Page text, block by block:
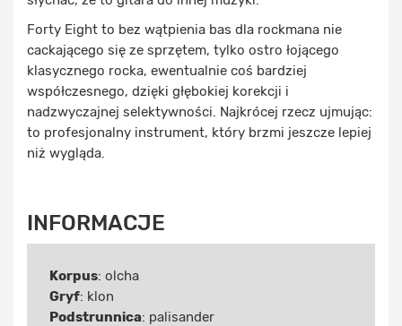
Forty Eight to bez wątpienia bas dla rockmana nie
cackającego się ze sprzętem, tylko ostro łojącego
klasycznego rocka, ewentualnie coś bardziej
współczesnego, dzięki głębokiej korekcji i
nadzwyczajnej selektywności. Najkrócej rzecz ujmując:
to profesjonalny instrument, który brzmi jeszcze lepiej
niż wygląda.
INFORMACJE
Korpus: olcha
Gryf: klon
Podstrunnica: palisander